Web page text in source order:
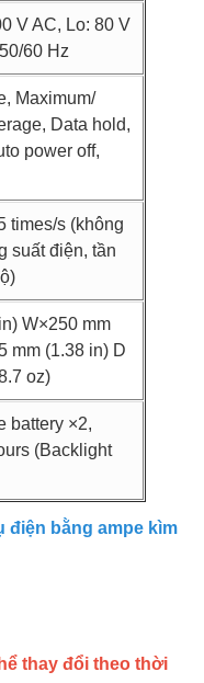
V AC, Lo: 80 V
60 Hz
Maximum/
Data hold,
power off,
times/s (không
suất điện, tần
W×250 mm
mm (1.38 in) D
oz)
battery ×2,
(Backlight
điện bằng ampe kìm
thay đổi theo thời